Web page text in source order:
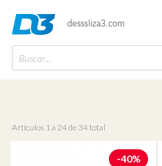
Buscar...
Artículos 1 a 24 de 34 total
-40%